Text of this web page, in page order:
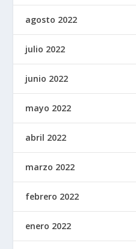
agosto 2022
julio 2022
junio 2022
mayo 2022
abril 2022
marzo 2022
febrero 2022
enero 2022